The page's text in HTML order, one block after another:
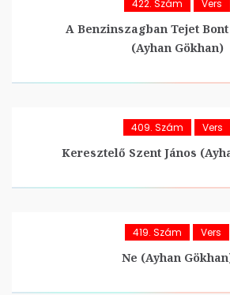
422. Szám Vers
A Benzinszagban Tejet
(Ayhan Gökhan)
409. Szám Vers
Keresztelő Szent János
419. Szám Vers
Ne (Ayhan